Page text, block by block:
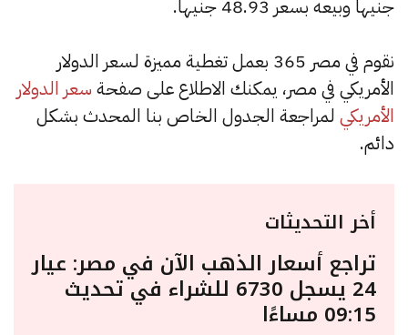
جنيها وبيعه بسعر 48.93 جنيها.
نقوم في مصر 365 بعمل تغطية مميزة لسعر الدولار
الأمريكي في مصر، يمكنك الاطلاع على صفحة سعر الدولار
الأمريكي لمراجعة الجدول الخاص بنا المحدث بشكل
دائم.
أخر التحديثات
تراجع أسعار الذهب الآن في مصر: عيار
24 يسجل 6730 للشراء في تحديث
09:15 مساءًا